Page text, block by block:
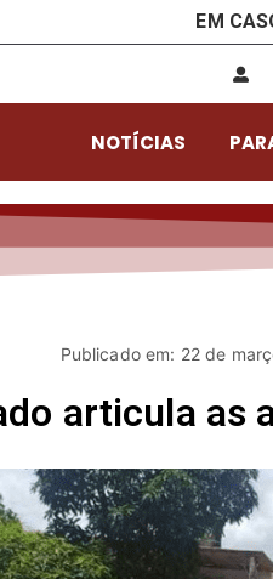
EM
NOTÍCIAS
Publicado em: 22 de
articula as